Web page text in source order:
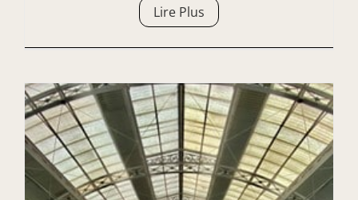
Lire Plus